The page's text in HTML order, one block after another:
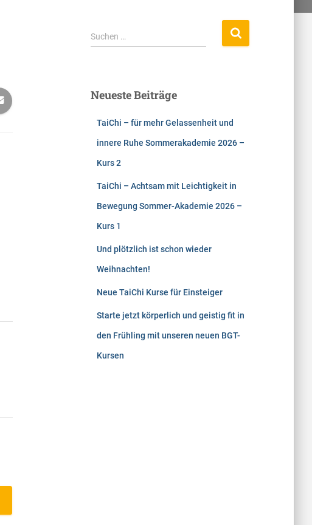
S
Suchen …
Neueste Beiträge
TaiChi – für mehr Gelassenheit und
innere Ruhe Sommerakademie 2026 –
Kurs 2
TaiChi – Achtsam mit Leichtigkeit in
Bewegung Sommer-Akademie 2026 –
Kurs 1
Und plötzlich ist schon wieder
Weihnachten!
Neue TaiChi Kurse für Einsteiger
Starte jetzt körperlich und geistig fit in
den Frühling mit unseren neuen BGT-
Kursen